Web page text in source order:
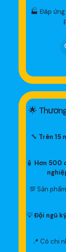
🏭 Đáp ứng
🌟
🔧 Trên 15
🧴 Hơn 500
💯 Sản
💡Đội ngũ
📍 Có chi